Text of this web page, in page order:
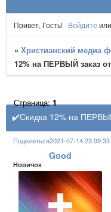
Привет, Гость! Войдите или
»Христианский медиа
12% на ПЕРВЫЙ заказ
✔️Скидка 12% на
Страница:1
Поделиться2021-07-14 23:09:33
Good
Новичок